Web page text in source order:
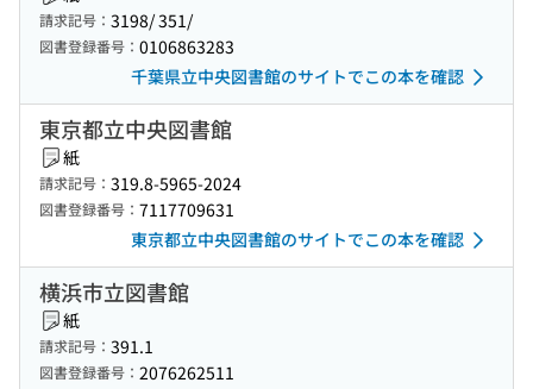
請求記号： 3198/ 351/
図書登録番号： 0106863283
千葉県立中央図書館のサイトでこの本を確認
東京都立中央図書館
紙
請求記号： 319.8-5965-2024
図書登録番号： 7117709631
東京都立中央図書館のサイトでこの本を確認
横浜市立図書館
紙
請求記号： 391.1
図書登録番号： 2076262511